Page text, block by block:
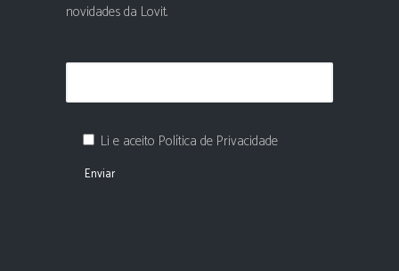
novidades da Lovit.
Li e aceito Política de Privacidade